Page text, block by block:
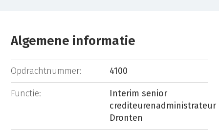
Algemene informatie
Opdrachtnummer: 4100
Functie:
Interim senior
crediteurenadministrateur
Dronten